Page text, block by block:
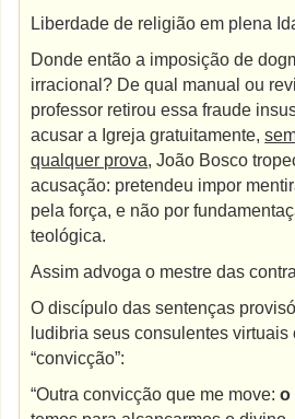
Liberdade de religião em plena
Donde então a imposição de
irracional? De qual manual ou
professor retirou essa fraude
acusar a Igreja gratuitamente,
qualquer prova, João Bosco
acusação: pretendeu impor
pela força, e não por
teológica.
Assim advoga o mestre das
O discípulo das sentenças
ludibria seus consulentes virtuais
“convicção”:
“Outra convicção que me move:o